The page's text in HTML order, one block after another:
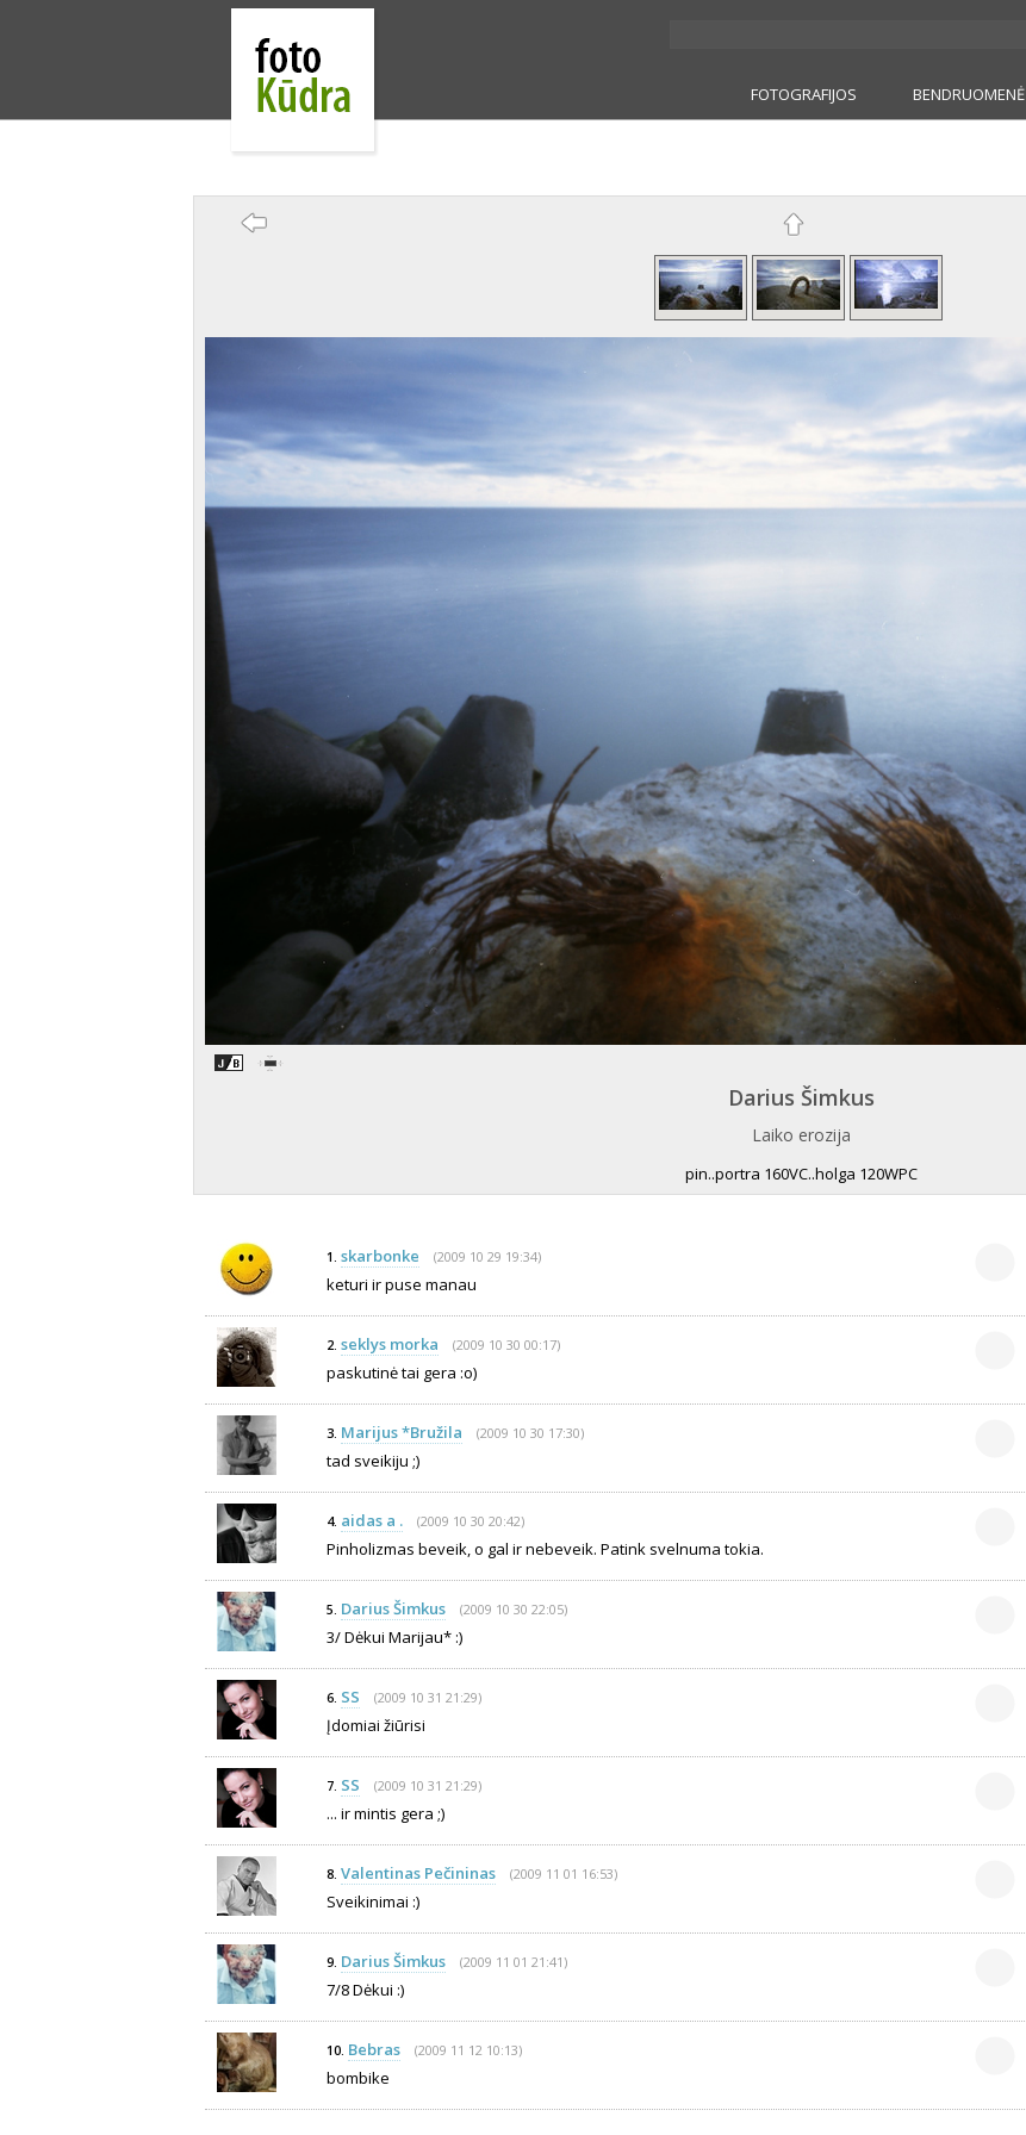
FOTOGRAFIJOS BENDRUOMENĖ
Darius Šimkus
Laiko erozija
pin..portra 160VC..holga 120WPC
1. skarbonke (2009 10 29 19:34)
keturi ir puse manau
2. seklys morka (2009 10 30 00:17)
paskutinė tai gera :o)
3. Marijus *Bružila (2009 10 30 17:30)
tad sveikiju ;)
4. aidas a . (2009 10 30 20:42)
Pinholizmas beveik, o gal ir nebeveik. Patink svelnuma tokia.
5. Darius Šimkus (2009 10 30 22:05)
3/ Dėkui Marijau* :)
6. SS (2009 10 31 21:29)
Įdomiai žiūrisi
7. SS (2009 10 31 21:29)
... ir mintis gera ;)
8. Valentinas Pečininas (2009 11 01 16:53)
Sveikinimai :)
9. Darius Šimkus (2009 11 01 21:41)
7/8 Dėkui :)
10. Bebras (2009 11 12 10:13)
bombike